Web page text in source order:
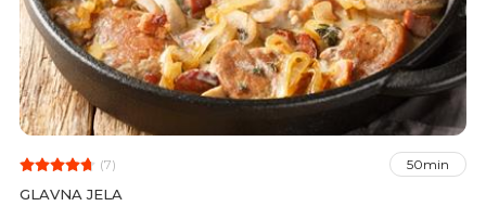
(7) 50min
GLAVNA JELA